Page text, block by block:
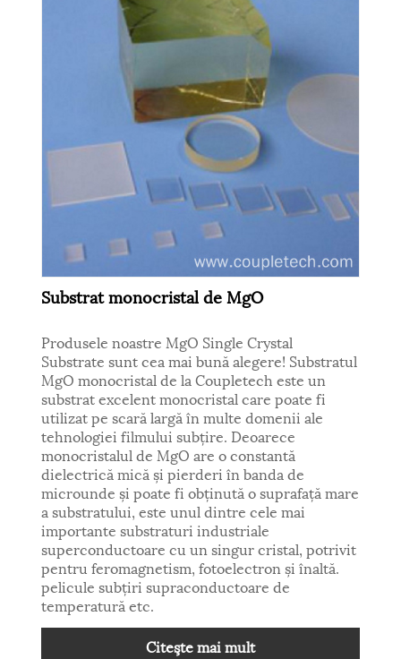
Substrat monocristal de MgO
Produsele noastre MgO Single Crystal
Substrate sunt cea mai bună alegere! Substratul
MgO monocristal de la Coupletech este un
substrat excelent monocristal care poate fi
utilizat pe scară largă în multe domenii ale
tehnologiei filmului subțire. Deoarece
monocristalul de MgO are o constantă
dielectrică mică și pierderi în banda de
microunde și poate fi obținută o suprafață mare
a substratului, este unul dintre cele mai
importante substraturi industriale
superconductoare cu un singur cristal, potrivit
pentru feromagnetism, fotoelectron și înaltă.
pelicule subțiri supraconductoare de
temperatură etc.
Citeşte mai mult